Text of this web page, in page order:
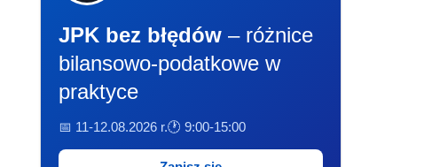
JPK bez błędów – różnice
bilansowo-podatkowe w
praktyce
📅 11-12.08.2026 r.🕐 9:00-15:00